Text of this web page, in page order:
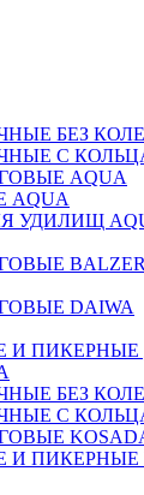
БЕЗ
С
AQUA
УДИЛИЩ
BALZER
DAIWA
И ПИКЕРНЫЕ
БЕЗ
С
ПИКЕРНЫЕ